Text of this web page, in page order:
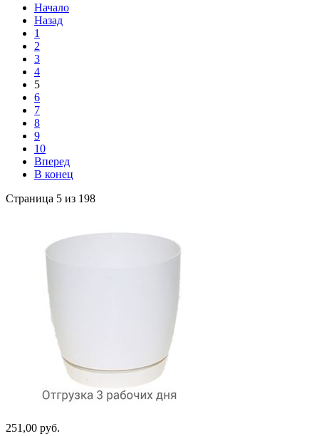
Начало
Назад
1
2
3
4
5
6
7
8
9
10
Вперед
В конец
Страница 5 из 198
251,00 руб.